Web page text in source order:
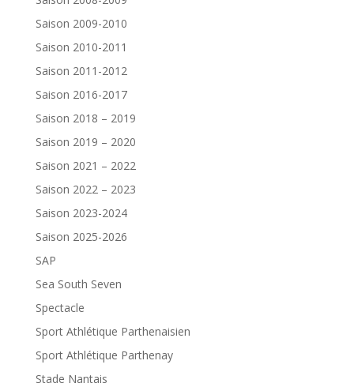
Saison 2009-2010
Saison 2010-2011
Saison 2011-2012
Saison 2016-2017
Saison 2018 – 2019
Saison 2019 – 2020
Saison 2021 – 2022
Saison 2022 – 2023
Saison 2023-2024
Saison 2025-2026
SAP
Sea South Seven
Spectacle
Sport Athlétique Parthenaisien
Sport Athlétique Parthenay
Stade Nantais